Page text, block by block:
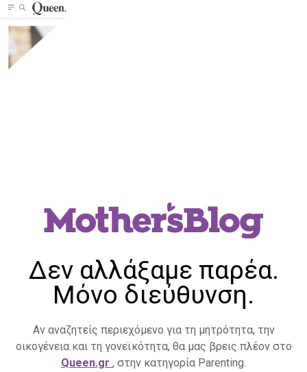
Δεν αλλάξαμε παρέα.
Μόνο διεύθυνση.
Αν αναζητείς περιεχόμενο για τη μητρότητα, την
οικογένεια και τη γονεϊκότητα, θα μας βρεις πλέον στο
Queen.gr , στην κατηγορία Parenting.